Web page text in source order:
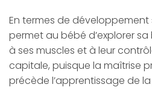
En termes de développement
permet au bébé d’explorer
à ses muscles et à leur
capitale, puisque la maîtrise
précède l’apprentissage de